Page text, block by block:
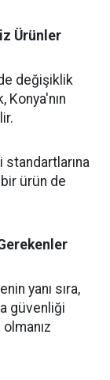
Ürünler
değişiklik
standartlarına
ürün de
yanı sıra,
güvenliği